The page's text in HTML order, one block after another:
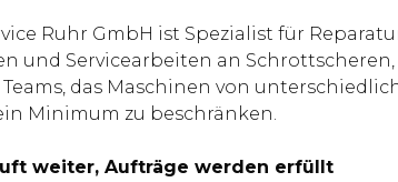
Ruhr GmbH ist Spezialist für
und Servicearbeiten an
das Maschinen von
Minimum zu beschränken.
weiter, Aufträge werden erfüllt